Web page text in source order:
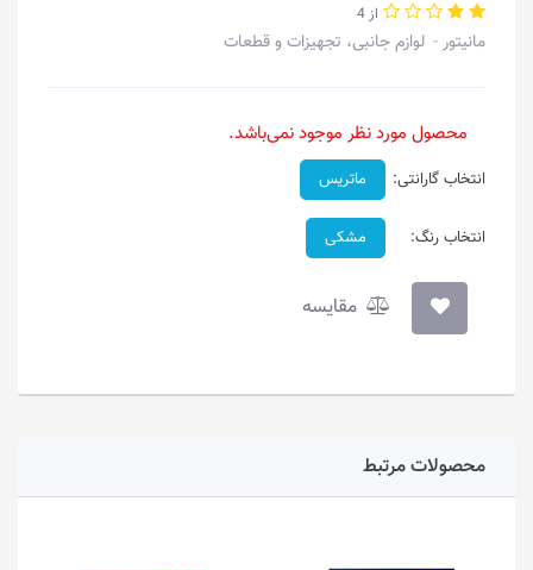
از 4
مانیتور لوازم جانبی، تجهیزات و قطعات
محصول مورد نظر موجود نمی‌باشد.
انتخاب گارانتی: ماتریس
انتخاب رنگ: مشکی
مقایسه
محصولات مرتبط